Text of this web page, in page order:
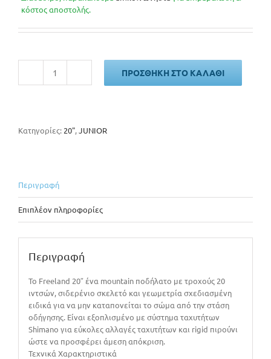
was:τιμή
190€.
κόστος αποστολής.
CLERMONT
ΠΡΟΣΘΉΚΗ ΣΤΟ ΚΑΛΆΘΙ
Κατηγορίες: 20",JUNIOR
Περιγραφή
Επιπλέον πληροφορίες
Περιγραφή
To Freeland 20″ ένα mountain ποδήλατο με τροχούς 20
ιντσών, σιδερένιο σκελετό και γεωμετρία σχεδιασμένη
ειδικά για να μην καταπονείται το σώμα από την στάση
οδήγησης. Είναι εξοπλισμένο με σύστημα ταχυτήτων
Shimano για εύκολες αλλαγές ταχυτήτων και rigid πιρούνι
ώστε να προσφέρει άμεση απόκριση.
Τεχνικά Χαρακτηριστικά